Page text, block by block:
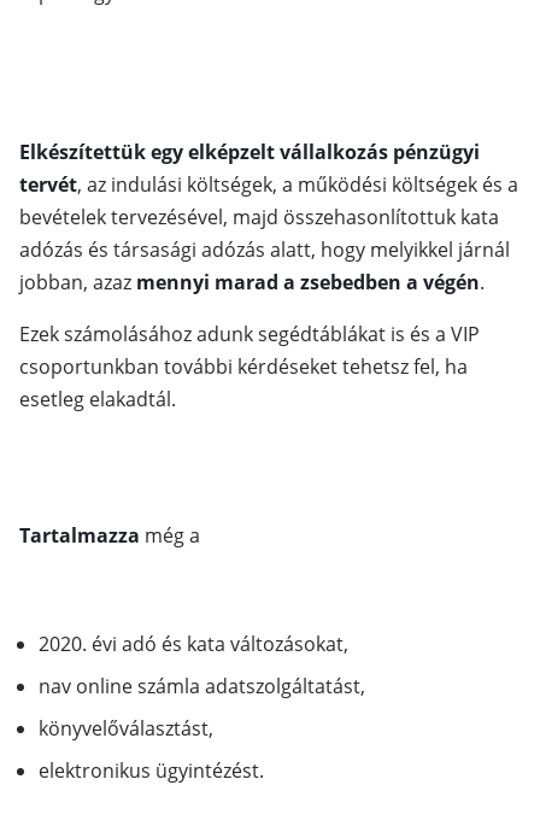
Elkészítettük egy elképzelt vállalkozás pénzügyi
tervét, az indulási költségek, a működési költségek és a
bevételek tervezésével, majd összehasonlítottuk kata
adózás és társasági adózás alatt, hogy melyikkel járnál
jobban, azaz mennyi marad a zsebedben a végén.
Ezek számolásához adunk segédtáblákat is és a VIP
csoportunkban további kérdéseket tehetsz fel, ha
esetleg elakadtál.
Tartalmazza még a
2020. évi adó és kata változásokat,
nav online számla adatszolgáltatást,
könyvelőválasztást,
elektronikus ügyintézést.